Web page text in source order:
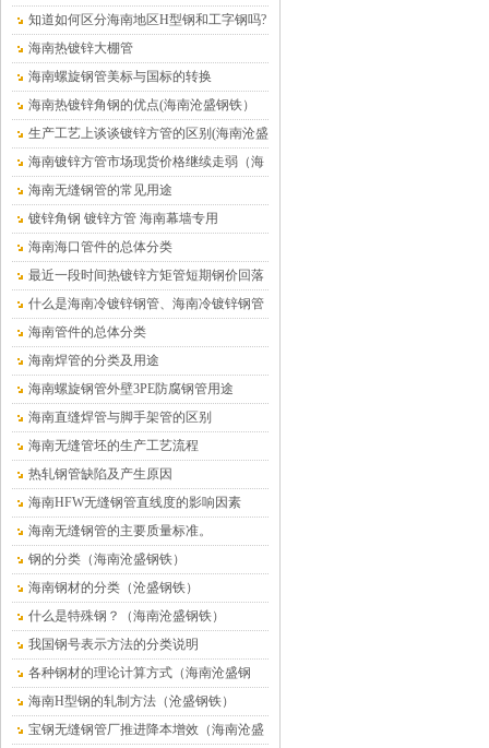
在哪里
知道如何区分海南地区H型钢和工字钢吗?
海南热镀锌大棚管
海南螺旋钢管美标与国标的转换
海南热镀锌角钢的优点(海南沧盛钢铁）
生产工艺上谈谈镀锌方管的区别(海南沧盛
钢铁）
海南镀锌方管市场现货价格继续走弱（海
南沧盛钢铁）
海南无缝钢管的常见用途
镀锌角钢 镀锌方管 海南幕墙专用
海南海口管件的总体分类
最近一段时间热镀锌方矩管短期钢价回落
的趋势仍将延续（海南）
什么是海南冷镀锌钢管、海南冷镀锌钢管
介绍
海南管件的总体分类
海南焊管的分类及用途
海南螺旋钢管外壁3PE防腐钢管用途
海南直缝焊管与脚手架管的区别
海南无缝管坯的生产工艺流程
热轧钢管缺陷及产生原因
海南HFW无缝钢管直线度的影响因素
海南无缝钢管的主要质量标准。
钢的分类（海南沧盛钢铁）
海南钢材的分类（沧盛钢铁）
什么是特殊钢？（海南沧盛钢铁）
我国钢号表示方法的分类说明
各种钢材的理论计算方式（海南沧盛钢
铁）
海南H型钢的轧制方法（沧盛钢铁）
宝钢无缝钢管厂推进降本增效（海南沧盛